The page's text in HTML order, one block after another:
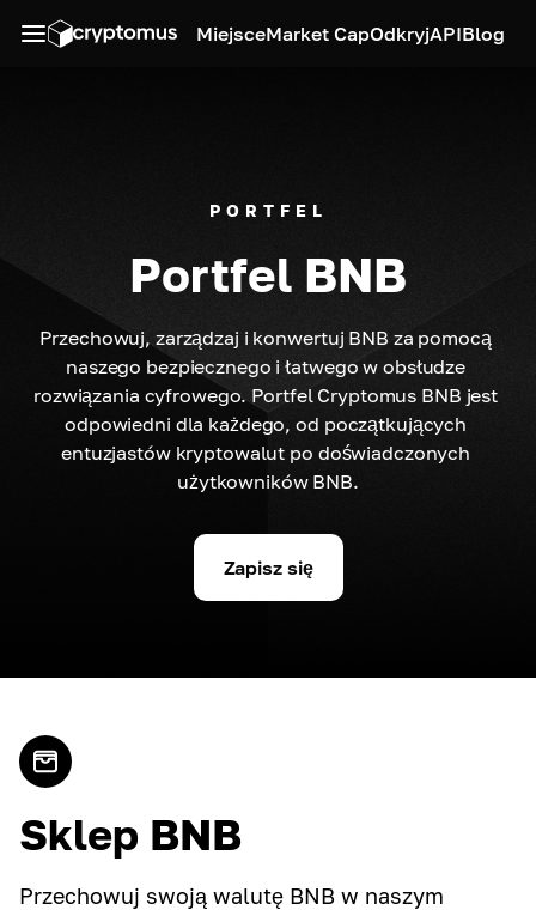
MiejsceMarket CapOdkryjAPIBlog
PORTFEL
Portfel BNB
Przechowuj, zarządzaj i konwertuj BNB za pomocą
naszego bezpiecznego i łatwego w obsłudze
rozwiązania cyfrowego. Portfel Cryptomus BNB jest
odpowiedni dla każdego, od początkujących
entuzjastów kryptowalut po doświadczonych
użytkowników BNB.
Zapisz się
Sklep BNB
Przechowuj swoją walutę BNB w naszym